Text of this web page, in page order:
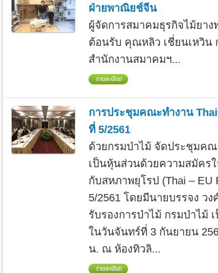
ฝ่ายพาณิยช์จีน
ผู้จัดการสมาคมธุรกิจไม้ยาง
ต้อนรับ คุณหลิว เชี่ยนเหวิ
สำนักงานสมาคมฯ...
การประชุมคณะทำงาน
ที่ 5/2561
ด้วยกรมป่าไม้ จัดประชุมค
เป็นหุ้นส่วนด้วยความสมัครใ
กับสหภาพยุโรป (Thai – EU
5/2561 โดยมีนายบรรจง ว
รับรองการป่าไม้ กรมป่าไม้
ในวันจันทร์ที่ 3 กันยายน
น. ณ ห้องทิวลิ...